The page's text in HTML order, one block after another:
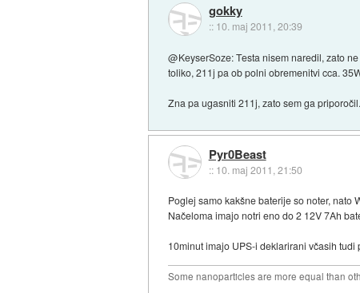
gokky
:: 10. maj 2011, 20:39
@KeyserSoze: Testa nisem naredil, zato
toliko, 211j pa ob polni obremenitvi cca.
Zna pa ugasniti 211j, zato sem ga priporočil.
Pyr0Beast
:: 10. maj 2011, 21:50
Poglej samo kakšne baterije so noter, nato
Načeloma imajo notri eno do 2 12V 7Ah
10minut imajo UPS-i deklarirani včasih
Some nanoparticles are more equal than